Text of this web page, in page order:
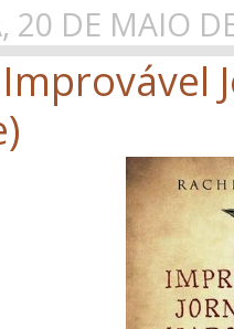
20 DE MAIO